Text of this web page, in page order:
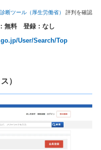
断ツール（厚生労働省） 評判を確認
無料 登録：なし
User/Search/Top
）